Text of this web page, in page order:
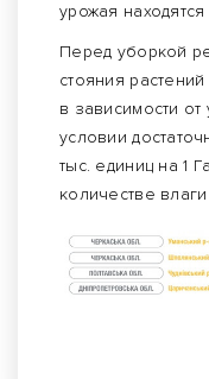
урожая
Перед уборкой
стояния
в зависимости
условии
тыс. единиц на 1
количестве